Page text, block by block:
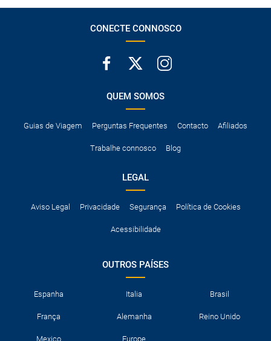
CONECTE CONNOSCO
QUEM SOMOS
Guias de Viagem Perguntas Frequentes Contacto Afiliados
Trabalhe connosco Blog
LEGAL
Aviso Legal Privacidade Segurança Política de Cookies
Acessibilidade
OUTROS PAÍSES
Espanha Italia Brasil
França Alemanha Reino Unido
Mexico Europe